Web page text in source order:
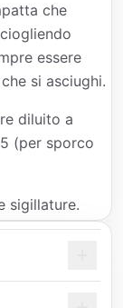
che
essere
si asciughi.
diluito a
(per sporco
sigillature.